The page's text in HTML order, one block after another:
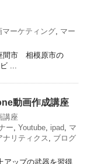
マーケティング, マー
間市 相模原市の
...
動画作成講座
講座
ー, Youtube, ipad, マ
ナリティクス , ブログ
ップの武器を習得